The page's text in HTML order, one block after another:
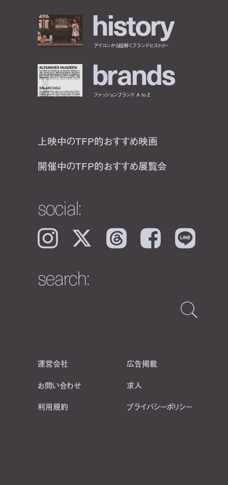
history
アイコンから紐解くブランドヒストリー
brands
ファッションブランド A to Z
上映中のTFP的おすすめ映画
開催中のTFP的おすすめ展覧会
social:
Instagram 𝕏 Threads Facebook LINE
search:
運営会社
広告掲載
お問い合わせ
求人
利用規約
プライバシーポリシー